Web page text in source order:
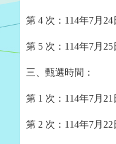
第 4 次： 114年7月24
第 5 次： 114年7月25
三、甄選時間：
第 1 次： 114年7月21
第 2 次： 114年7月22